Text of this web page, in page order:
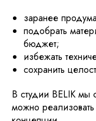
заранее
подобрать
бюджет;
избежать
сохранить
В студии BELIK мы
можно